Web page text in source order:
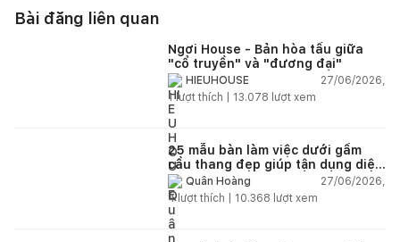
06 36, hoặc gửi phản hồi về email
Happynest trân trọng mọi trải nghiệm của khách hàng. Bởi
vậy, hãy chia sẻ mức độ hài lòng của bạn với chúng tôi bằng
khảo sát này,và để lại những góp ý chân
thành nhất tới đội ngũ Happynest bạn nhé!
Bài đăng liên quan
Ngơi House - Bản hòa tấu giữa
"cổ truyền" và "đương đại"
HIEUHOUSE
27/06/2026,
1lượt thích | 13.078 lượt xem
25 mẫu bàn làm việc dưới gầm
cầu thang đẹp giúp tận dụng diện
tích tưởng chừng bị bỏ quên
Quân Hoàng
27/06/2026,
4lượt thích | 10.368 lượt xem